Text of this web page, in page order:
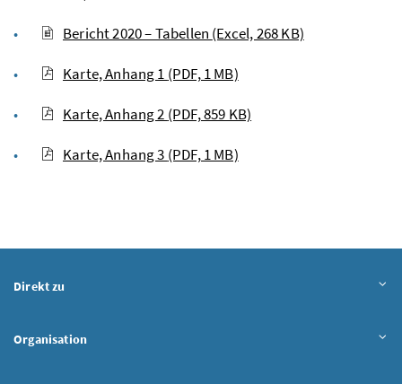
Bericht 2020 – Tabellen (Excel, 268 KB)
Karte, Anhang 1 (PDF, 1 MB)
Karte, Anhang 2 (PDF, 859 KB)
Karte, Anhang 3 (PDF, 1 MB)
Direkt zu
Organisation